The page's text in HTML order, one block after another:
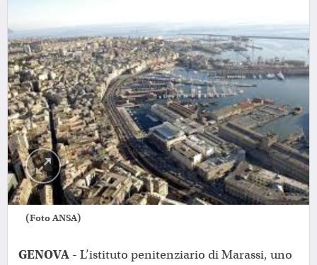
(Foto ANSA)
GENOVA - L’istituto penitenziario di Marassi, uno